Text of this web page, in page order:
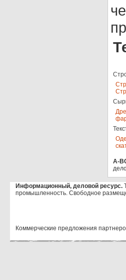
A-
Информационный, деловой ресурс.
промышленность. Свободное
Коммерческие предложения